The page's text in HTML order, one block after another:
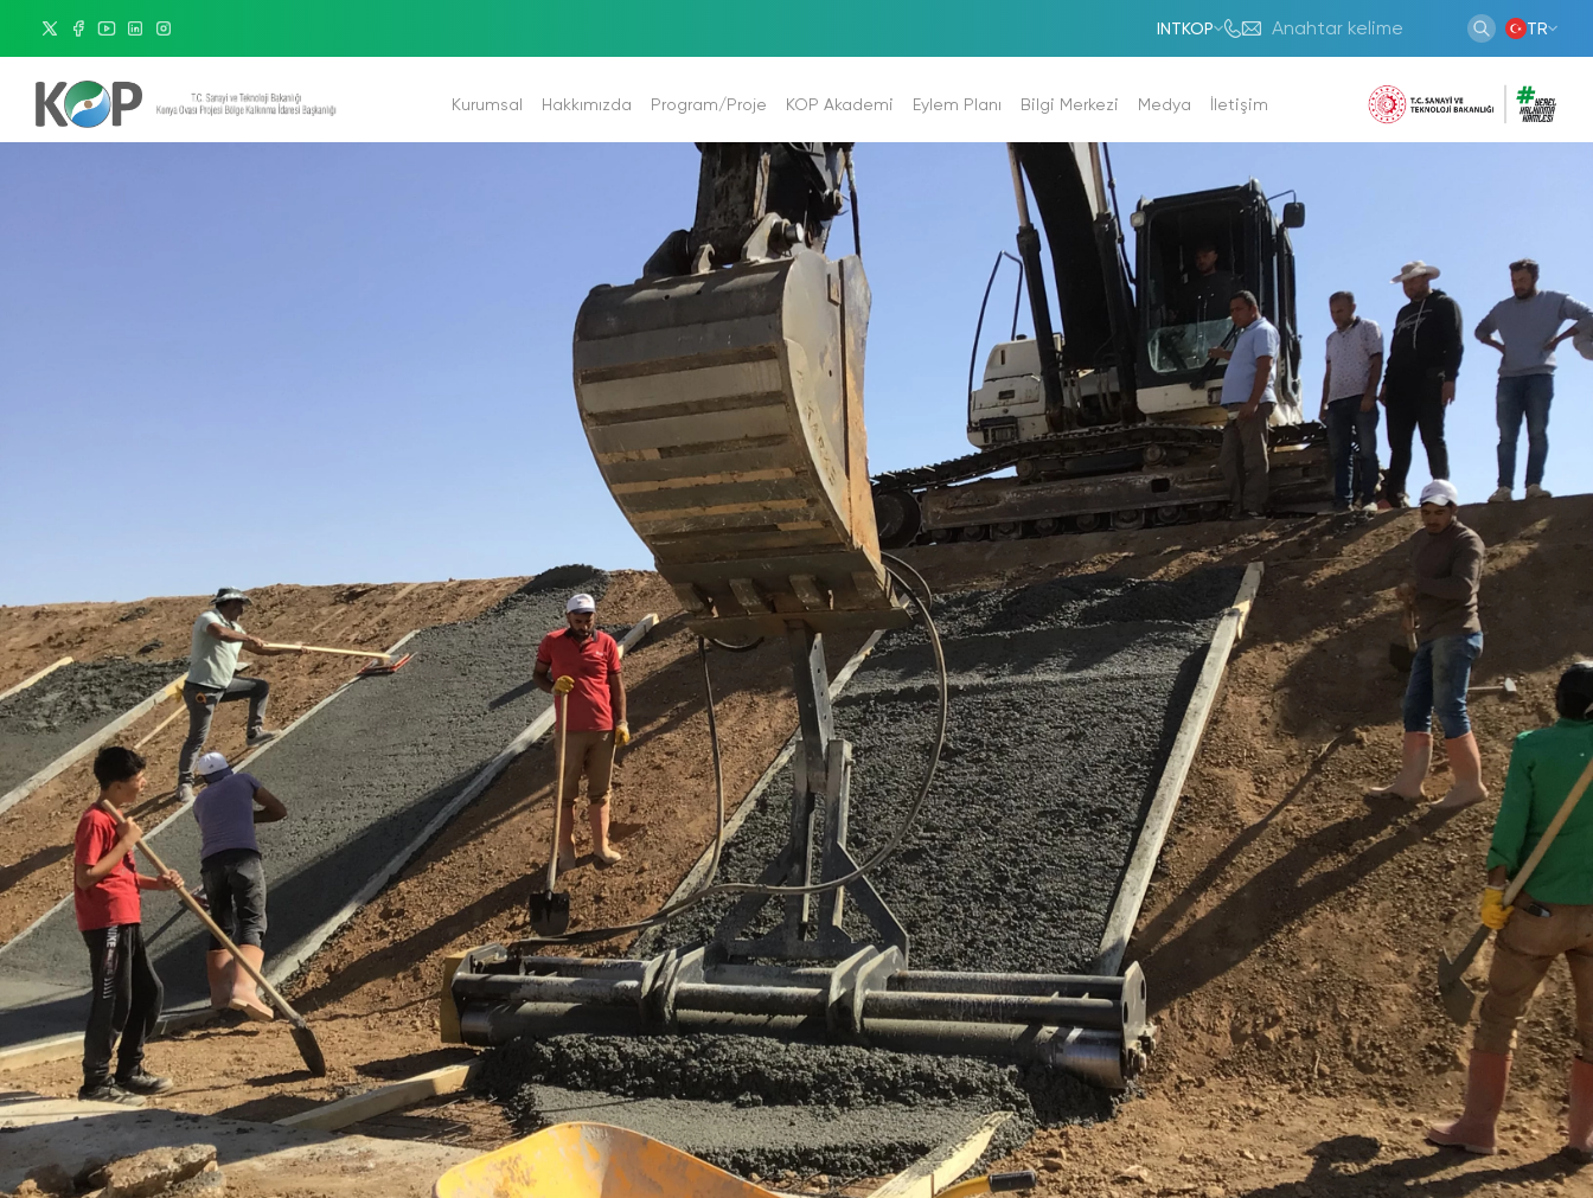
INTKOP TR
Kurumsal
Yönetim Sistemleri Politikası
Hakkımızda
Hizmet Binamız
Program/Proje
ELİS (Elektronik Proje İzleme Sistemi)
KOP Akademi
Akademi Hakkında
Görev Tanımları
E-Kütüphane
E-Gazete
Kurumsal Eğitimler
Söyleşiler & Etkinlikler
Akademi YouTube
Eylem Planı
Eylem Planı 2024-2028
Bölge Kalkınma Programı 2021-2023
Eylem Planı 2014-2018
İzleme ve Değerlendirme Raporları
Bilgi Merkezi
Stratejik Planlar
Performans Programları
Faaliyet Raporları
İç Kontrol
Kur.Mal.Dur.Bek.Raporları
Mali Tablolar
Arabuluculuk Komisyonu
Medya
Haberler
Duyurular
Fotoğraf Galerisi
Video Galerisi
İletişim